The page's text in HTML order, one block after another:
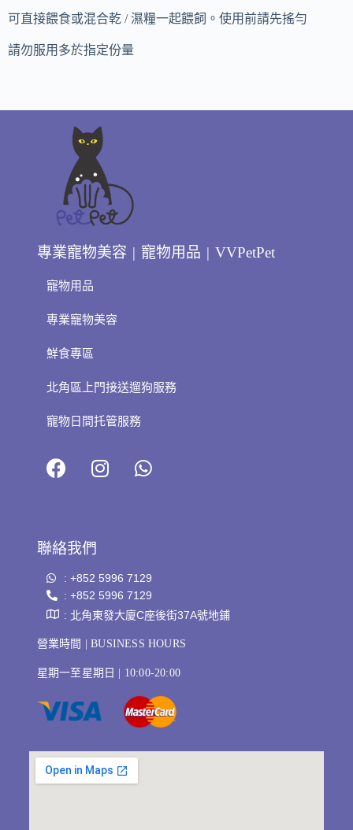
可直接餵食或混合乾 / 濕糧一起餵飼。使用前請先搖勻
請勿服用多於指定份量
專業寵物美容 | 寵物用品 | VVPetPet
寵物用品
專業寵物美容
鮮食專區
北角區上門接送遛狗服務
寵物日間托管服務
聯絡我們
: +852 5996 7129
: +852 5996 7129
: 北角東發大廈C座後街37A號地鋪
營業時間 | BUSINESS HOURS
星期一至星期日 | 10:00-20:00